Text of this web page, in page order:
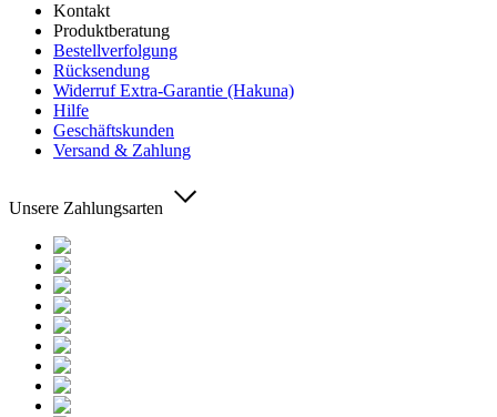
Kontakt
Produktberatung
Bestellverfolgung
Rücksendung
Widerruf Extra-Garantie (Hakuna)
Hilfe
Geschäftskunden
Versand & Zahlung
Unsere Zahlungsarten